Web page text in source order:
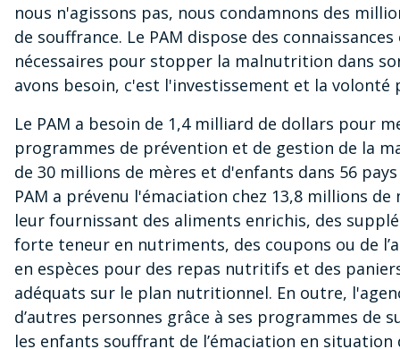
nous n'agissons pas, nous condamnons des
de souffrance. Le PAM dispose des
nécessaires pour stopper la malnutrition dans
avons besoin, c'est l'investissement et la volonté
Le PAM a besoin de 1,4 milliard de dollars pour
programmes de prévention et de gestion de la
de 30 millions de mères et d'enfants dans 56 pays
PAM a prévenu l'émaciation chez 13,8 millions
leur fournissant des aliments enrichis, des
forte teneur en nutriments, des coupons ou de
en espèces pour des repas nutritifs et des
adéquats sur le plan nutritionnel. En outre,
d’autres personnes grâce à ses programmes de
les enfants souffrant de l’émaciation en situation